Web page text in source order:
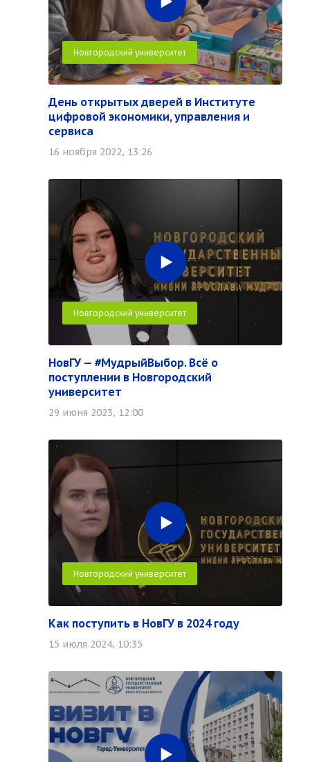
Новгородский университет
День открытых дверей в Институте
цифровой экономики, управления и
сервиса
16 ноября 2022, 13:26
Новгородский университет
НовГУ — #МудрыйВыбор. Всё о
поступлении в Новгородский
университет
29 июня 2023, 12:00
Новгородский университет
Как поступить в НовГУ в 2024 году
15 июля 2024, 10:35